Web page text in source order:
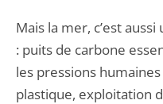
Mais la mer, c’est
: puits de carbone
les pressions
plastique, exploitation